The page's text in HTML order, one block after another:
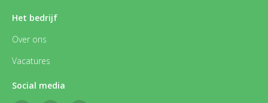
Het bedrijf
Over ons
Vacatures
Social media